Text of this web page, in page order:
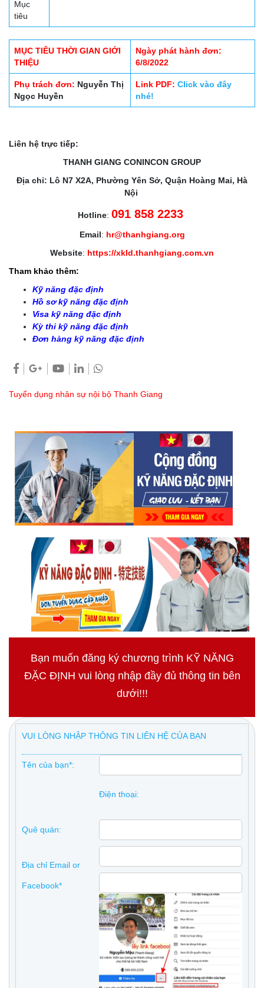
Mục
tiêu
MỤC TIÊU THỜI GIAN GIỚI
THIỆU
Ngày phát hành đơn:
6/8/2022
Phụ trách đơn: Nguyễn Thị
Ngọc Huyền
Link PDF: Click vào đây
nhé!
Liên hệ trực tiếp:
THANH GIANG CONINCON GROUP
Địa chỉ: Lô N7 X2A, Phường Yên Sở, Quận Hoàng Mai, Hà
Nội
Hotline: 091 858 2233
Email: hr@thanhgiang.org
Website: https://xkld.thanhgiang.com.vn
Tham khảo thêm:
Kỹ năng đặc định
Hồ sơ kỹ năng đặc định
Visa kỹ năng đặc định
Kỳ thi kỹ năng đặc định
Đơn hàng kỹ năng đặc định
Tuyển dụng nhân sự nội bộ Thanh Giang
Bạn muốn đăng ký chương trình KỸ NĂNG
ĐẶC ĐỊNH vui lòng nhập đầy đủ thông tin bên
dưới!!!
VUI LÒNG NHẬP THÔNG TIN LIÊN HỆ CỦA BẠN
Tên của bạn*:
Điện thoại:
Quê quán:
Địa chỉ Email or
Facebook*